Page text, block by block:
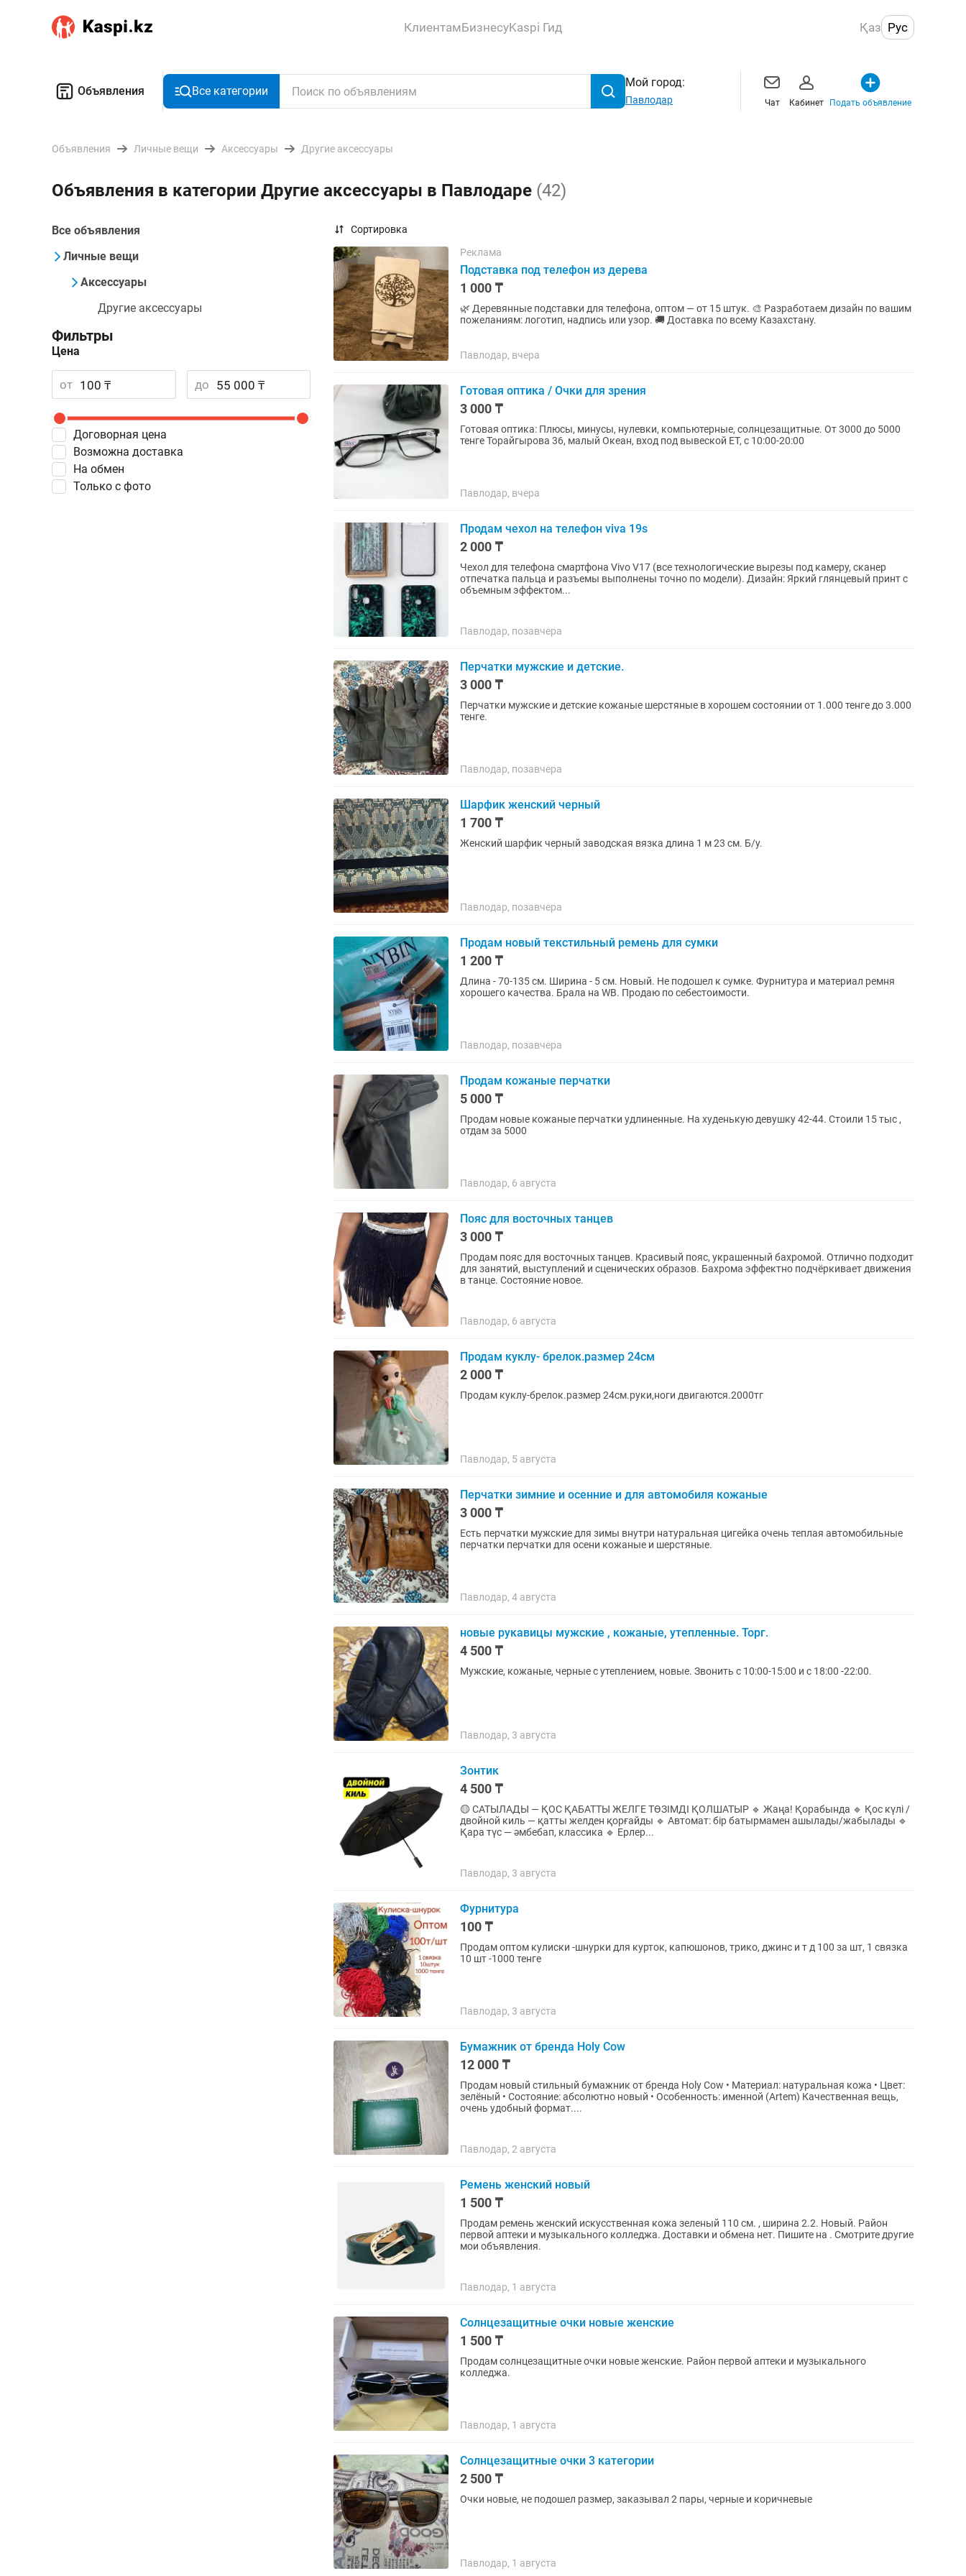
КлиентамБизнесуKaspi Гид Қаз Рус
Объявления Все категории
Мой город:
Павлодар Чат Кабинет Подать объявление
Объявления Личные вещи Аксессуары Другие аксессуары
Объявления в категории Другие аксессуары в Павлодаре (42)
Все объявления
Личные вещи
Аксессуары
Другие аксессуары
Фильтры
Цена
от до
Договорная цена
Возможна доставка
На обмен
Только с фото
Сортировка
Реклама
Подставка под телефон из дерева
1 000 ₸
🌿 Деревянные подставки для телефона, оптом — от 15 штук. 🎨 Разработаем дизайн по вашим
пожеланиям: логотип, надпись или узор. 🚚 Доставка по всему Казахстану.
Павлодар, вчера
Готовая оптика / Очки для зрения
3 000 ₸
Готовая оптика: Плюсы, минусы, нулевки, компьютерные, солнцезащитные. От 3000 до 5000
тенге Торайгырова 36, малый Океан, вход под вывеской ЕТ, с 10:00-20:00
Павлодар, вчера
Продам чехол на телефон viva 19s
2 000 ₸
Чехол для телефона смартфона Vivo V17 (все технологические вырезы под камеру, сканер
отпечатка пальца и разъемы выполнены точно по модели). Дизайн: Яркий глянцевый принт с
объемным эффектом...
Павлодар, позавчера
Перчатки мужские и детские.
3 000 ₸
Перчатки мужские и детские кожаные шерстяные в хорошем состоянии от 1.000 тенге до 3.000
тенге.
Павлодар, позавчера
Шарфик женский черный
1 700 ₸
Женский шарфик черный заводская вязка длина 1 м 23 см. Б/у.
Павлодар, позавчера
Продам новый текстильный ремень для сумки
1 200 ₸
Длина - 70-135 см. Ширина - 5 см. Новый. Не подошел к сумке. Фурнитура и материал ремня
хорошего качества. Брала на WB. Продаю по себестоимости.
Павлодар, позавчера
Продам кожаные перчатки
5 000 ₸
Продам новые кожаные перчатки удлиненные. На худенькую девушку 42-44. Стоили 15 тыс ,
отдам за 5000
Павлодар, 6 августа
Пояс для восточных танцев
3 000 ₸
Продам пояс для восточных танцев. Красивый пояс, украшенный бахромой. Отлично подходит
для занятий, выступлений и сценических образов. Бахрома эффектно подчёркивает движения
в танце. Состояние новое.
Павлодар, 6 августа
Продам куклу- брелок.размер 24см
2 000 ₸
Продам куклу-брелок.размер 24см.руки,ноги двигаются.2000тг
Павлодар, 5 августа
Перчатки зимние и осенние и для автомобиля кожаные
3 000 ₸
Есть перчатки мужские для зимы внутри натуральная цигейка очень теплая автомобильные
перчатки перчатки для осени кожаные и шерстяные.
Павлодар, 4 августа
новые рукавицы мужские , кожаные, утепленные. Торг.
4 500 ₸
Мужские, кожаные, черные с утеплением, новые. Звонить с 10:00-15:00 и с 18:00 -22:00.
Павлодар, 3 августа
Зонтик
4 500 ₸
🟡 САТЫЛАДЫ — ҚОС ҚАБАТТЫ ЖЕЛГЕ ТӨЗІМДІ ҚОЛШАТЫР 🔹 Жаңа! Қорабында 🔹 Қос күлі /
двойной киль — қатты желден қорғайды 🔹 Автомат: бір батырмамен ашылады/жабылады 🔹
Қара түс — әмбебап, классика 🔹 Ерлер...
Павлодар, 3 августа
Фурнитура
100 ₸
Продам оптом кулиски -шнурки для курток, капюшонов, трико, джинс и т д 100 за шт, 1 связка
10 шт -1000 тенге
Павлодар, 3 августа
Бумажник от бренда Holy Cow
12 000 ₸
Продам новый стильный бумажник от бренда Holy Cow • Материал: натуральная кожа • Цвет:
зелёный • Состояние: абсолютно новый • Особенность: именной (Artem) Качественная вещь,
очень удобный формат....
Павлодар, 2 августа
Ремень женский новый
1 500 ₸
Продам ремень женский искусственная кожа зеленый 110 см. , ширина 2.2. Новый. Район
первой аптеки и музыкального колледжа. Доставки и обмена нет. Пишите на . Смотрите другие
мои объявления.
Павлодар, 1 августа
Солнцезащитные очки новые женские
1 500 ₸
Продам солнцезащитные очки новые женские. Район первой аптеки и музыкального
колледжа.
Павлодар, 1 августа
Солнцезащитные очки 3 категории
2 500 ₸
Очки новые, не подошел размер, заказывал 2 пары, черные и коричневые
Павлодар, 1 августа